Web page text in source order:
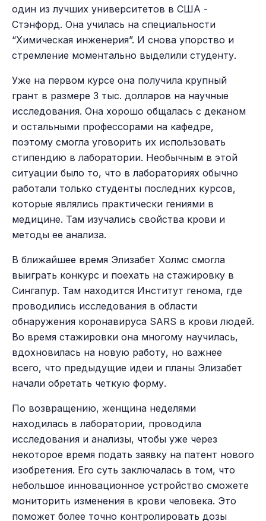
один из лучших университетов в США -
Стэнфорд. Она училась на специальности
“Химическая инженерия”. И снова упорство и
стремление моментально выделили студенту.
Уже на первом курсе она получила крупный
грант в размере 3 тыс. долларов на научные
исследования. Она хорошо общалась с деканом
и остальными профессорами на кафедре,
поэтому смогла уговорить их использовать
стипендию в лаборатории. Необычным в этой
ситуации было то, что в лабораториях обычно
работали только студенты последних курсов,
которые являлись практически гениями в
медицине. Там изучались свойства крови и
методы ее анализа.
В ближайшее время Элизабет Холмс смогла
выиграть конкурс и поехать на стажировку в
Сингапур. Там находится Институт генома, где
проводились исследования в области
обнаружения коронавируса SARS в крови людей.
Во время стажировки она многому научилась,
вдохновилась на новую работу, но важнее
всего, что предыдущие идеи и планы Элизабет
начали обретать четкую форму.
По возвращению, женщина неделями
находилась в лаборатории, проводила
исследования и анализы, чтобы уже через
некоторое время подать заявку на патент нового
изобретения. Его суть заключалась в том, что
небольшое инновационное устройство сможете
мониторить изменения в крови человека. Это
поможет более точно контролировать дозы